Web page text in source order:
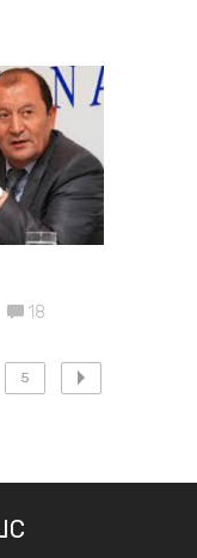
18
5